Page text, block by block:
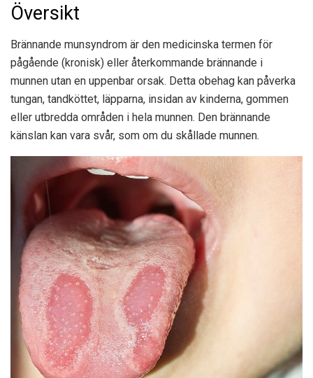
Översikt
Brännande munsyndrom är den medicinska termen för
pågående (kronisk) eller återkommande brännande i
munnen utan en uppenbar orsak. Detta obehag kan påverka
tungan, tandköttet, läpparna, insidan av kinderna, gommen
eller utbredda områden i hela munnen. Den brännande
känslan kan vara svår, som om du skållade munnen.